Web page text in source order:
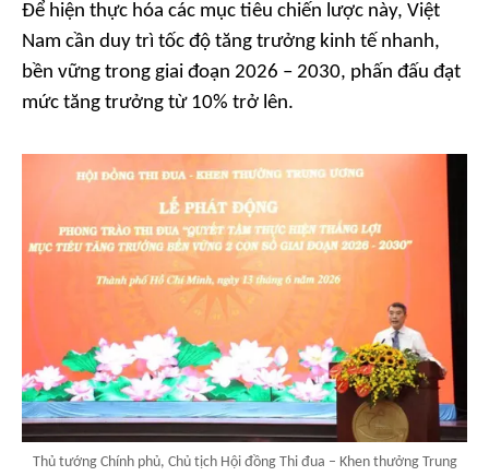
Để hiện thực hóa các mục tiêu chiến lược này, Việt
Nam cần duy trì tốc độ tăng trưởng kinh tế nhanh,
bền vững trong giai đoạn 2026 – 2030, phấn đấu đạt
mức tăng trưởng từ 10% trở lên.
Thủ tướng Chính phủ, Chủ tịch Hội đồng Thi đua – Khen thưởng Trung